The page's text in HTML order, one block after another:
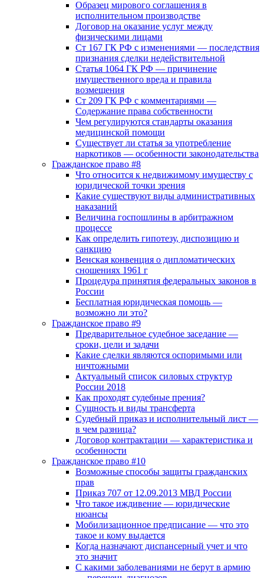
Образец мирового соглашения в
исполнительном производстве
Договор на оказание услуг между
физическими лицами
Ст 167 ГК РФ с изменениями — последствия
признания сделки недействительной
Статья 1064 ГК РФ — причинение
имущественного вреда и правила
возмещения
Ст 209 ГК РФ с комментариями —
Содержание права собственности
Чем регулируются стандарты оказания
медицинской помощи
Существует ли статья за употребление
наркотиков — особенности законодательства
Гражданское право #8
Что относится к недвижимому имуществу с
юридической точки зрения
Какие существуют виды административных
наказаний
Величина госпошлины в арбитражном
процессе
Как определить гипотезу, диспозицию и
санкцию
Венская конвенция о дипломатических
сношениях 1961 г
Процедура принятия федеральных законов в
России
Бесплатная юридическая помощь —
возможно ли это?
Гражданское право #9
Предварительное судебное заседание —
сроки, цели и задачи
Какие сделки являются оспоримыми или
ничтожными
Актуальный список силовых структур
России 2018
Как проходят судебные прения?
Сущность и виды трансферта
Судебный приказ и исполнительный лист —
в чем разница?
Договор контрактации — характеристика и
особенности
Гражданское право #10
Возможные способы защиты гражданских
прав
Приказ 707 от 12.09.2013 МВД России
Что такое иждивение — юридические
нюансы
Мобилизационное предписание — что это
такое и кому выдается
Когда назначают диспансерный учет и что
это значит
С какими заболеваниями не берут в армию